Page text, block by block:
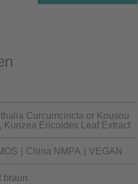
Curcumcincta or Kousou
Kunzea Ericoides Leaf Extract
China NMPA VEGAN
braun